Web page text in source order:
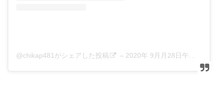
@chikap481がシェアした投稿 – 2020年 9月月28日午後10時11分PDT